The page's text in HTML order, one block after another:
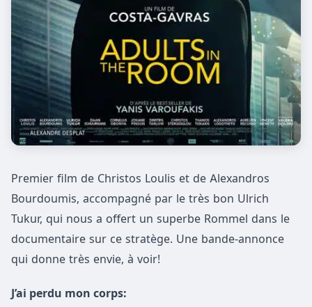
Premier film de Christos Loulis et de Alexandros
Bourdoumis, accompagné par le très bon Ulrich
Tukur, qui nous a offert un superbe Rommel dans le
documentaire sur ce stratège. Une bande-annonce
qui donne très envie, à voir!
J’ai perdu mon corps: